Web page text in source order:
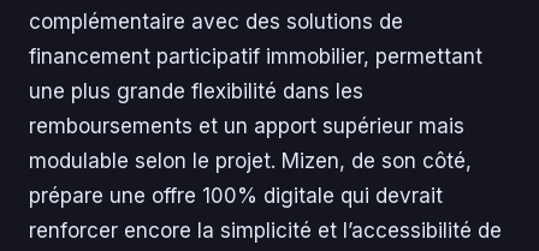
complémentaire avec des solutions de
financement participatif immobilier, permettant
une plus grande flexibilité dans les
remboursements et un apport supérieur mais
modulable selon le projet. Mizen, de son côté,
prépare une offre 100% digitale qui devrait
renforcer encore la simplicité et l’accessibilité de